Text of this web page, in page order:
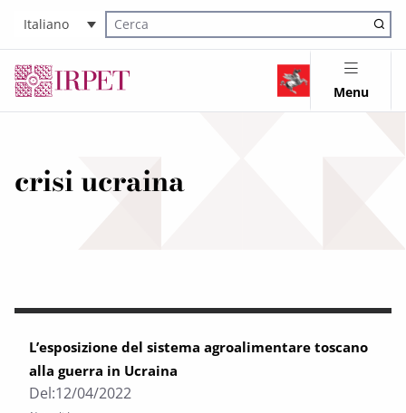
Italiano
Cerca nel sito
Menu
crisi ucraina
L’esposizione del sistema agroalimentare toscano
alla guerra in Ucraina
Del:12/04/2022